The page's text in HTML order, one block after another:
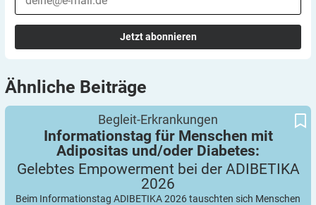
Jetzt abonnieren
Ähnliche Beiträge
Informationstag für Menschen mit Adipositas und/oder Diabetes:
Begleit-Erkrankungen
Informationstag für Menschen mit
Adipositas und/oder Diabetes:
Gelebtes Empowerment bei der ADIBETIKA
2026
Beim Informationstag ADIBETIKA 2026 tauschten sich Menschen